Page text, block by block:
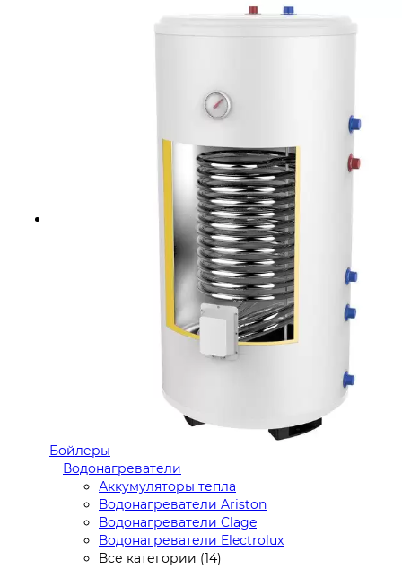
Бойлеры
Водонагреватели
Аккумуляторы тепла
Водонагреватели Ariston
Водонагреватели Clage
Водонагреватели Electrolux
Все категории (14)